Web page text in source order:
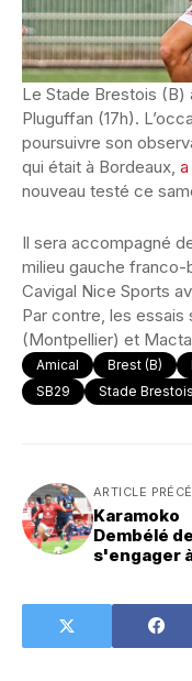
Le Stade Brestois (B)
Pluguffan (17h).
poursuivre son
qui était à Bordeaux,
nouveau testé ce
Il sera accompagné
milieu gauche franco-
Cavigal Nice Sports
Par contre, les essais
(Montpellier) et
Amical Brest (B)
SB29
Stade Brestois
ARTICLE
Karamoko
Dembélé
s'engager